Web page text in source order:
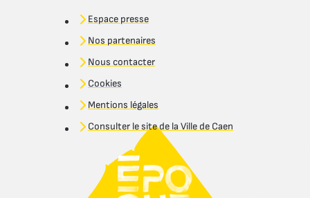
Espace presse
Nos partenaires
Nous contacter
Cookies
Mentions légales
Consulter le site de la Ville de Caen